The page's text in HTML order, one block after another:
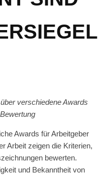
verschiedene Awards
Awards für Arbeitgeber
Arbeit zeigen die Kriterien,
bewerten.
und Bekanntheit von